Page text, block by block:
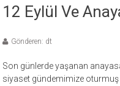
12 Eylül Ve
Gönderen: dt
Son günlerde yaşanan
siyaset gündemimize